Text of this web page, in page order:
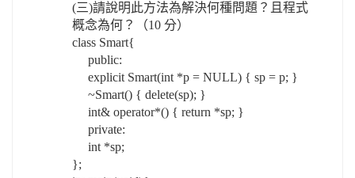
(三)請說明此方法為解決何種問題？且程式
概念為何？（10 分）
class Smart{
public:
explicit Smart(int *p = NULL) { sp = p; }
~Smart() { delete(sp); }
int& operator*() { return *sp; }
private:
int *sp;
};